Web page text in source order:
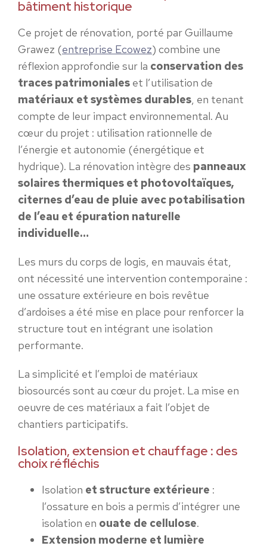
bâtiment historique
Ce projet de rénovation, porté par Guillaume
Grawez (entreprise Ecowez) combine une
réflexion approfondie sur la conservation des
traces patrimoniales et l’utilisation de
matériaux et systèmes durables, en tenant
compte de leur impact environnemental. Au
cœur du projet : utilisation rationnelle de
l’énergie et autonomie (énergétique et
hydrique). La rénovation intègre des panneaux
solaires thermiques et photovoltaïques,
citernes d’eau de pluie avec potabilisation
de l’eau et épuration naturelle
individuelle…
Les murs du corps de logis, en mauvais état,
ont nécessité une intervention contemporaine :
une ossature extérieure en bois revêtue
d’ardoises a été mise en place pour renforcer la
structure tout en intégrant une isolation
performante.
La simplicité et l’emploi de matériaux
biosourcés sont au cœur du projet. La mise en
oeuvre de ces matériaux a fait l’objet de
chantiers participatifs.
Isolation, extension et chauffage : des
choix réfléchis​
Isolation et structure extérieure :
l’ossature en bois a permis d’intégrer une
isolation en ouate de cellulose.
Extension moderne et lumière